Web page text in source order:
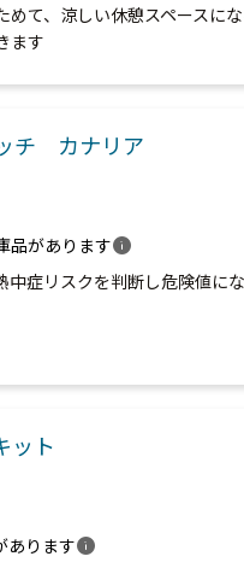
めて、涼しい休憩スペースに
ます
チ カナリア
品がありますinfo
中症リスクを判断し危険値に
ット
ありますinfo